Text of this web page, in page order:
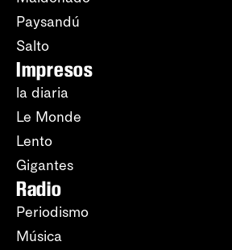
Paysandú
Salto
Impresos
la diaria
Le Monde
Lento
Gigantes
Radio
Periodismo
Música